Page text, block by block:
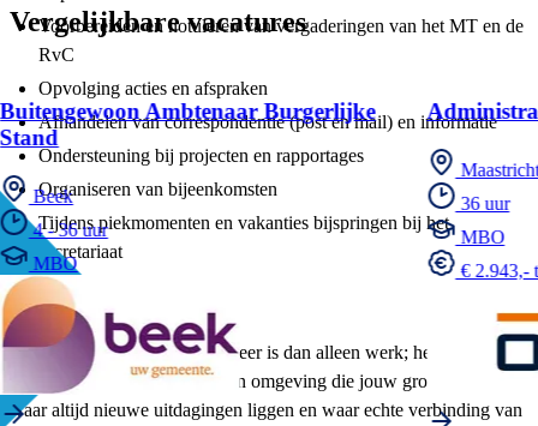
Voorbereiden en notuleren van vergaderingen van het MT en de
RvC
Opvolging acties en afspraken
Afhandelen van correspondentie (post en mail) en informatie
Ondersteuning bij projecten en rapportages
Organiseren van bijeenkomsten
Tijdens piekmomenten en vakanties bijspringen bij het
secretariaat
Wat bieden wij jou?
Bij ons vind je een baan die meer is dan alleen werk; het is een kans
om jezelf te ontwikkelen in een omgeving die jouw groei stimuleert,
waar altijd nieuwe uitdagingen liggen en waar echte verbinding van
Vergelijkbare vacatures
Buitengewoon Ambtenaar Burgerlijke
Stand
Beek
4 - 36 uur
MBO
36 uur
MBO
€ 2.943,-